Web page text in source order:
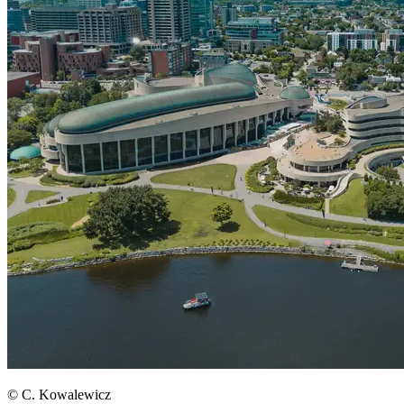
© C. Kowalewicz